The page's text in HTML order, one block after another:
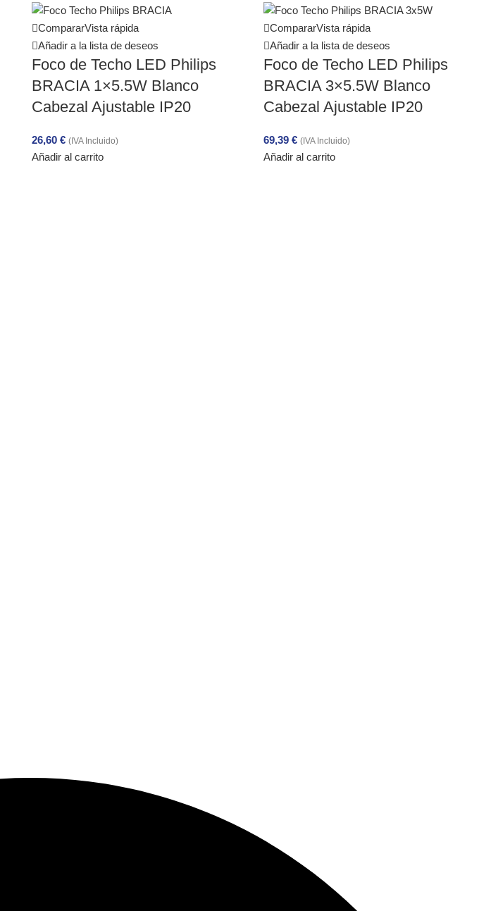
CompararVista rápida
Añadir a la lista de deseos
Foco de Techo LED Philips
BRACIA 1×5.5W Blanco
Cabezal Ajustable IP20
26,60 € (IVA Incluido)
Añadir al carrito
CompararVista rápida
Añadir a la lista de deseos
Foco de Techo LED Philips
BRACIA 3×5.5W Blanco
Cabezal Ajustable IP20
69,39 € (IVA Incluido)
Añadir al carrito